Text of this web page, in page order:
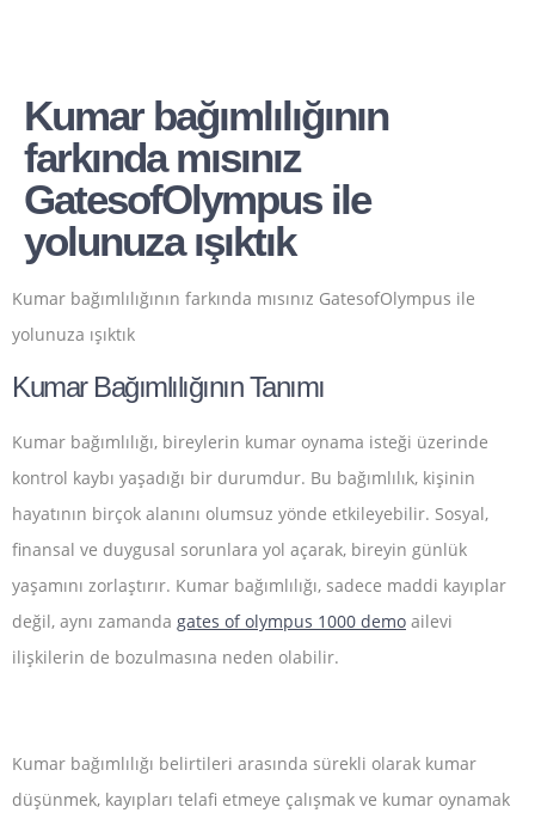
Kumar bağımlılığının
farkında mısınız
GatesofOlympus ile
yolunuza ışıktık
Kumar bağımlılığının farkında mısınız GatesofOlympus ile
yolunuza ışıktık
Kumar Bağımlılığının Tanımı
Kumar bağımlılığı, bireylerin kumar oynama isteği üzerinde
kontrol kaybı yaşadığı bir durumdur. Bu bağımlılık, kişinin
hayatının birçok alanını olumsuz yönde etkileyebilir. Sosyal,
finansal ve duygusal sorunlara yol açarak, bireyin günlük
yaşamını zorlaştırır. Kumar bağımlılığı, sadece maddi kayıplar
değil, aynı zamanda gates of olympus 1000 demo ailevi
ilişkilerin de bozulmasına neden olabilir.
Kumar bağımlılığı belirtileri arasında sürekli olarak kumar
düşünmek, kayıpları telafi etmeye çalışmak ve kumar oynamak